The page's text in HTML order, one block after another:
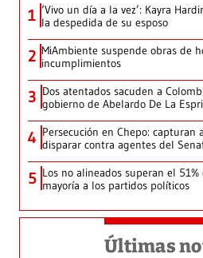
1 ‘Vivo un día a la vez’: Kayra
la despedida de su esposo
2 MiAmbiente suspende obras de
incumplimientos
3 Dos atentados sacuden a
gobierno de Abelardo De La
4 Persecución en Chepo: capturan
disparar contra agentes del
5 Los no alineados superan el
mayoría a los partidos políticos
Últimas